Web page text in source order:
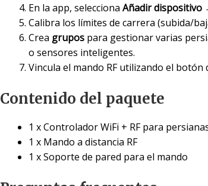
En la app, selecciona Añadir dispositivo
Calibra los límites de carrera (subida/
Crea grupospara gestionar varias
o sensores inteligentes.
Vincula el mando RF utilizando el
Contenido del paquete
1 x Controlador WiFi + RF para
1 x Mando a distancia RF
1 x Soporte de pared para el mando